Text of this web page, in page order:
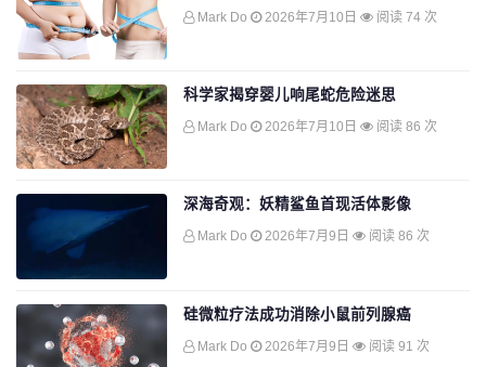
Mark Do 2026年7月10日 阅读 74 次
科学家揭穿婴儿响尾蛇危险迷思
Mark Do 2026年7月10日 阅读 86 次
深海奇观：妖精鲨鱼首现活体影像
Mark Do 2026年7月9日 阅读 86 次
硅微粒疗法成功消除小鼠前列腺癌
Mark Do 2026年7月9日 阅读 91 次